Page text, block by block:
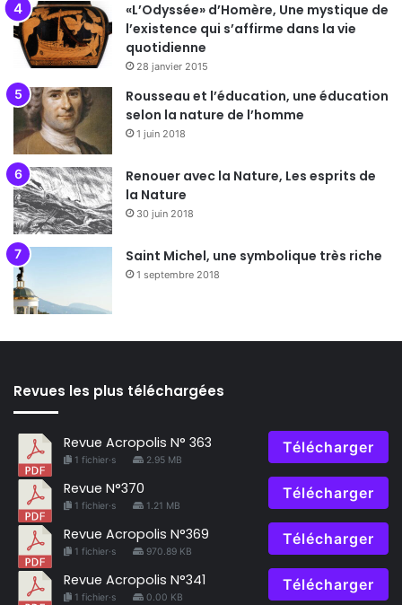
«L’Odyssée» d’Homère, Une mystique de
l’existence qui s’affirme dans la vie
quotidienne
28 janvier 2015
Rousseau et l’éducation, une éducation
selon la nature de l’homme
1 juin 2018
Renouer avec la Nature, Les esprits de
la Nature
30 juin 2018
Saint Michel, une symbolique très riche
1 septembre 2018
Revues les plus téléchargées
Revue Acropolis N° 363
1 fichier·s 2.95 MB
Télécharger
Revue N°370
1 fichier·s 1.21 MB
Télécharger
Revue Acropolis N°369
1 fichier·s 970.89 KB
Télécharger
Revue Acropolis N°341
1 fichier·s 0.00 KB
Télécharger